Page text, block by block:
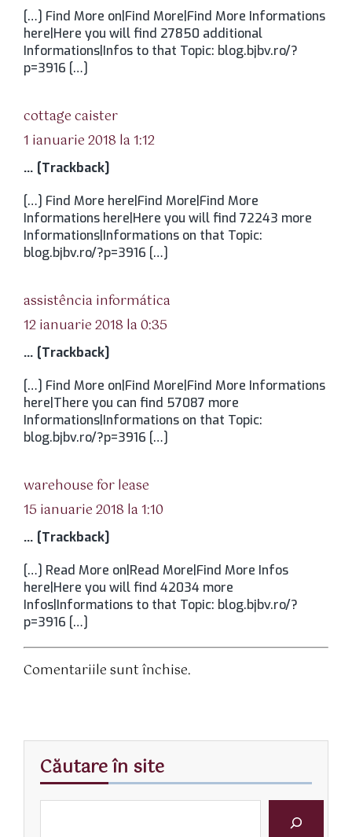
[…] Find More on|Find More|Find More Informations
here|Here you will find 27850 additional
Informations|Infos to that Topic: blog.bjbv.ro/?
p=3916 […]
cottage caisterspune:
1 ianuarie 2018 la 1:12
… [Trackback]
[…] Find More here|Find More|Find More
Informations here|Here you will find 72243 more
Informations|Informations on that Topic:
blog.bjbv.ro/?p=3916 […]
assistência informática
12 ianuarie 2018 la 0:35
… [Trackback]
[…] Find More on|Find More|Find More Informations
here|There you can find 57087 more
Informations|Informations on that Topic:
blog.bjbv.ro/?p=3916 […]
warehouse for lease
15 ianuarie 2018 la 1:10
… [Trackback]
[…] Read More on|Read More|Find More Infos
here|Here you will find 42034 more
Infos|Informations to that Topic: blog.bjbv.ro/?
p=3916 […]
Comentariile sunt închise.
Căutare în site